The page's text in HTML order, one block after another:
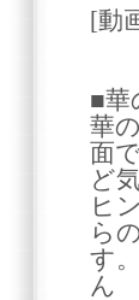
[動
■華
華
面
ど
ヒ
ら
す
ん